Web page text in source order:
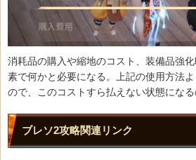
消耗品の購入や縮地のコスト、装備品強
素で何かと必要になる。上記の使用方法
ので、このコストすら払えない状態になる
ブレソ2攻略関連リンク